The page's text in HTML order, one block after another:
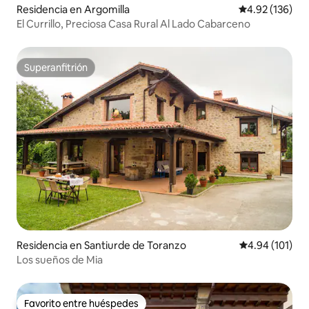
Residencia en Argomilla Calificación
4.92 (136)
El Currillo, Preciosa Casa Rural Al Lado Cabarceno
Superanfitrión
Superanfitrión
Residencia en Santiurde de Toranzo Calificación
4.94 (101)
Los sueños de Mia
Favorito entre huéspedes